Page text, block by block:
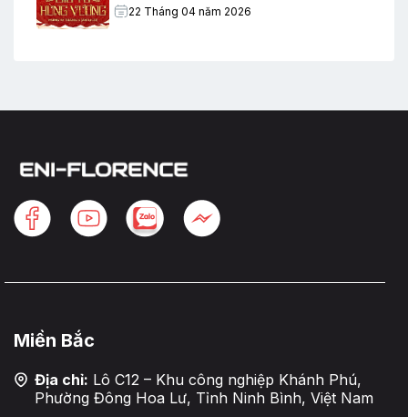
22 Tháng 04 năm 2026
Miền Bắc
Địa chỉ: Lô C12 – Khu công nghiệp Khánh Phú,
Phường Đông Hoa Lư, Tỉnh Ninh Bình, Việt Nam